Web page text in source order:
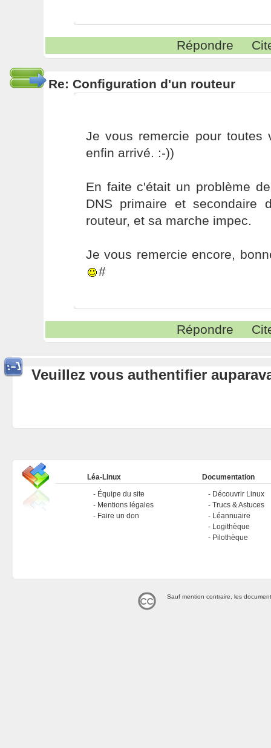
Répondre
Re: Configuration d'un routeur
Je vous remercie pour toutes
enfin arrivé. :-))
En faite c'était un problème
DNS primaire et secondaire
routeur, et sa marche impec.
Je vous remercie encore,
#
Répondre
Veuillez vous authentifier
Léa-Linux
Équipe du site
Mentions légales
Faire un don
Documentation
Découvrir Linux
Trucs & Astuces
Léannuaire
Logithèque
Pilothèque
Sauf mention contraire, les